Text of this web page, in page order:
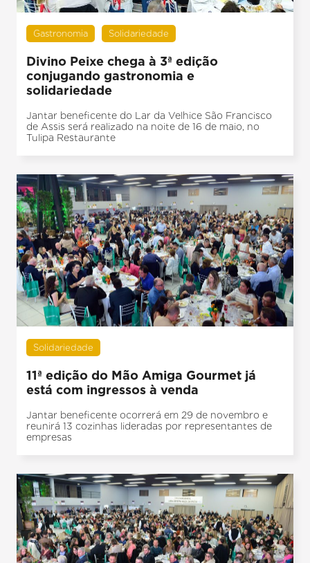
Gastronomia Solidariedade
Divino Peixe chega à 3ª edição
conjugando gastronomia e
solidariedade
Jantar beneficente do Lar da Velhice São Francisco
de Assis será realizado na noite de 16 de maio, no
Tulipa Restaurante
Solidariedade
11ª edição do Mão Amiga Gourmet já
está com ingressos à venda
Jantar beneficente ocorrerá em 29 de novembro e
reunirá 13 cozinhas lideradas por representantes de
empresas